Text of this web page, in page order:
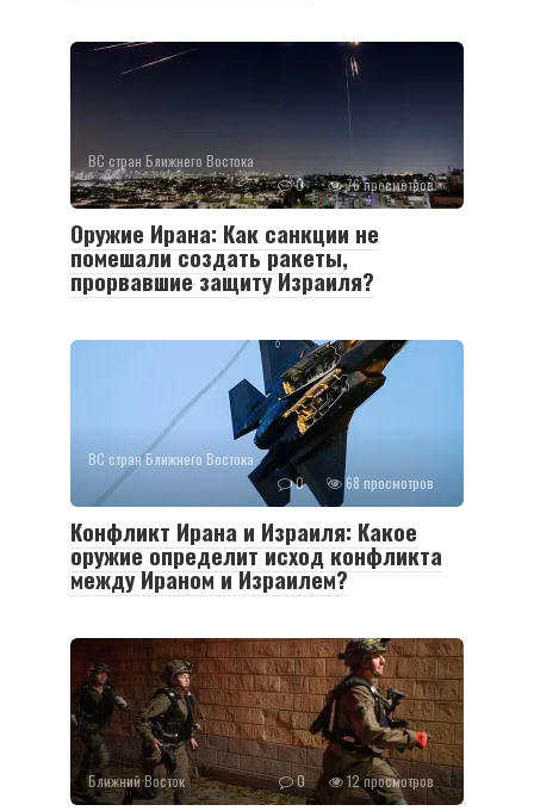
ВС стран Ближнего Востока
0
76 просмотров
Оружие Ирана: Как санкции не
помешали создать ракеты,
прорвавшие защиту Израиля?
ВС стран Ближнего Востока
0
68 просмотров
Конфликт Ирана и Израиля: Какое
оружие определит исход конфликта
между Ираном и Израилем?
Ближний Восток 0 12 просмотров